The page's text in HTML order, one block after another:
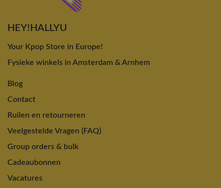
HEY!HALLYU
Your Kpop Store in Europe!
Fysieke winkels in Amsterdam & Arnhem
Blog
Contact
Ruilen en retourneren
Veelgestelde Vragen (FAQ)
Group orders & bulk
Cadeaubonnen
Vacatures